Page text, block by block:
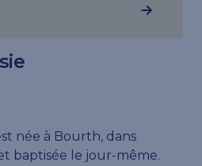
née à Bourth, dans
et baptisée le jour-même.